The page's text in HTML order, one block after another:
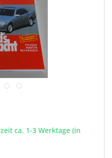
ca. 1-3 Werktage (in